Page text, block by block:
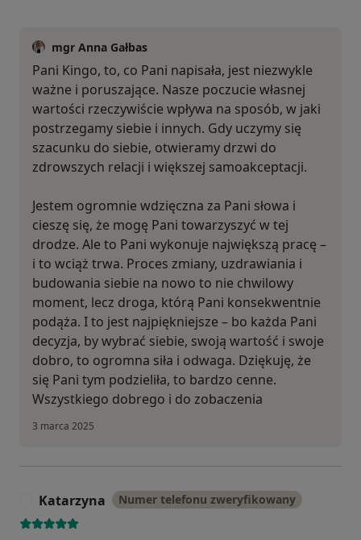
mgr Anna Gałbas
Pani Kingo, to, co Pani napisała, jest niezwykle
ważne i poruszające. Nasze poczucie własnej
wartości rzeczywiście wpływa na sposób, w jaki
postrzegamy siebie i innych. Gdy uczymy się
szacunku do siebie, otwieramy drzwi do
zdrowszych relacji i większej samoakceptacji.
Jestem ogromnie wdzięczna za Pani słowa i
cieszę się, że mogę Pani towarzyszyć w tej
drodze. Ale to Pani wykonuje największą pracę –
i to wciąż trwa. Proces zmiany, uzdrawiania i
budowania siebie na nowo to nie chwilowy
moment, lecz droga, którą Pani konsekwentnie
podąża. I to jest najpiękniejsze – bo każda Pani
decyzja, by wybrać siebie, swoją wartość i swoje
dobro, to ogromna siła i odwaga. Dziękuję, że
się Pani tym podzieliła, to bardzo cenne.
Wszystkiego dobrego i do zobaczenia
3 marca 2025
Katarzyna Numer telefonu zweryfikowany